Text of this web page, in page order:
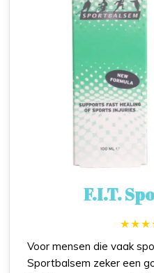
F.I.T.
Voor mensen die vaak
Sportbalsem zeker een